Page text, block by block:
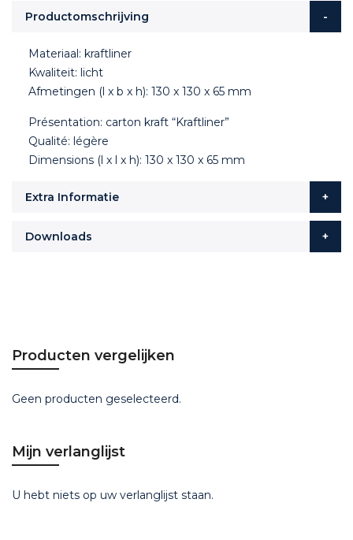
Productomschrijving
Materiaal: kraftliner
Kwaliteit: licht
Afmetingen (l x b x h): 130 x 130 x 65 mm
Présentation: carton kraft “Kraftliner”
Qualité: légère
Dimensions (l x l x h): 130 x 130 x 65 mm
Extra Informatie
Downloads
Producten vergelijken
Geen producten geselecteerd.
Mijn verlanglijst
U hebt niets op uw verlanglijst staan.